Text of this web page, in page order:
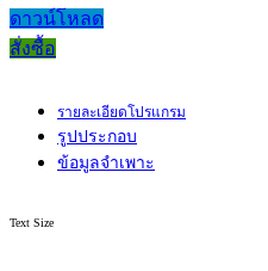
ดาวน์โหลด
สั่งซื้อ
รายละเอียดโปรแกรม
รูปประกอบ
ข้อมูลจำเพาะ
Text Size